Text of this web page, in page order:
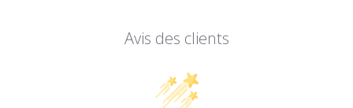
Avis des clients